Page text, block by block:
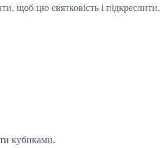
щоб цю святковість і підкреслити.
кубиками.